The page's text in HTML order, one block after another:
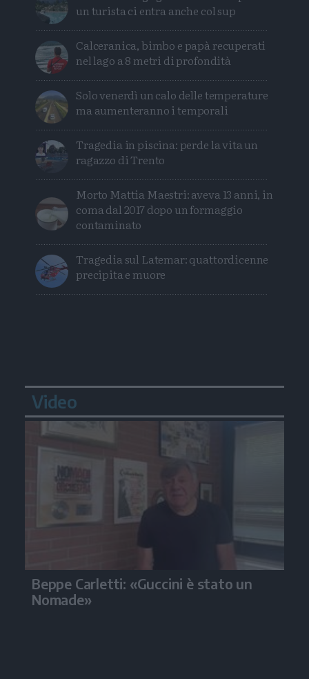
un turista ci entra anche col sup
Calceranica, bimbo e papà recuperati
nel lago a 8 metri di profondità
Solo venerdì un calo delle temperature
ma aumenteranno i temporali
Tragedia in piscina: perde la vita un
ragazzo di Trento
Morto Mattia Maestri: aveva 13 anni, in
coma dal 2017 dopo un formaggio
contaminato
Tragedia sul Latemar: quattordicenne
precipita e muore
Video
Beppe Carletti: «Guccini è stato un
Nomade»